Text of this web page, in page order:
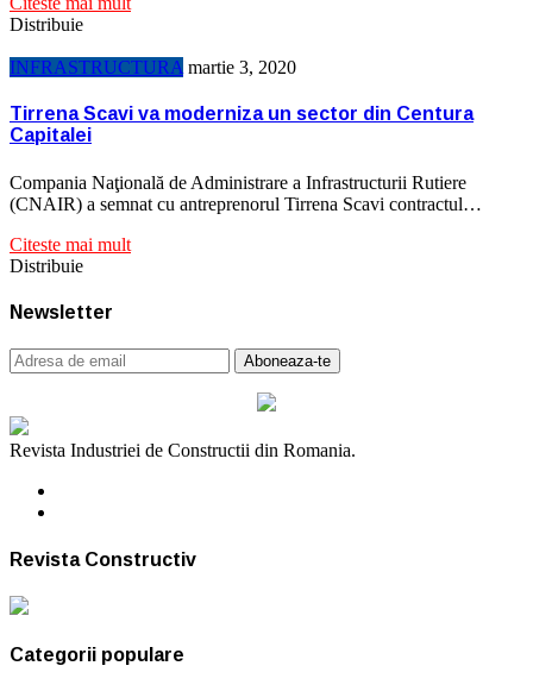
Distribuie
INFRASTRUCTURA martie 3, 2020
Tirrena Scavi va moderniza un sector din Centura
Capitalei
Compania Naţională de Administrare a Infrastructurii Rutiere
(CNAIR) a semnat cu antreprenorul Tirrena Scavi contractul…
Citeste mai mult
Distribuie
Newsletter
Revista Industriei de Constructii din Romania.
Revista Constructiv
Categorii populare